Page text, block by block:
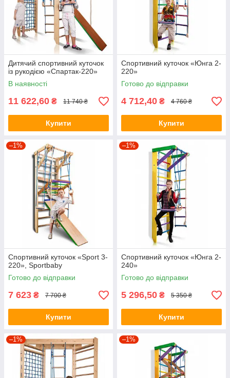
Дитячий спортивний куточок
із рукодією «Спартак-220»
В наявності
11 622,60 ₴ 11 740 ₴
Купити
Спортивний куточок «Юнга 2-
220»
Готово до відправки
4 712,40 ₴ 4 760 ₴
Купити
–1%
Спортивний куточок «Sport 3-
220», Sportbaby
Готово до відправки
7 623 ₴ 7 700 ₴
Купити
–1%
Спортивний куточок «Юнга 2-
240»
Готово до відправки
5 296,50 ₴ 5 350 ₴
Купити
–1% –1%